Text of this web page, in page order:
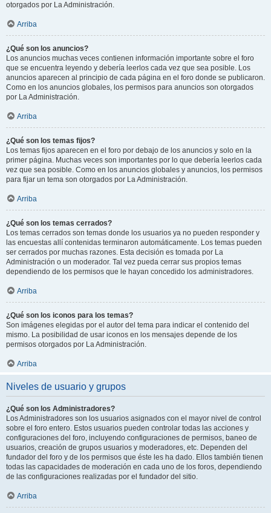
otorgados por La Administración.
Arriba
¿Qué son los anuncios?
Los anuncios muchas veces contienen información importante sobre el foro
que se encuentra leyendo y debería leerlos cada vez que sea posible. Los
anuncios aparecen al principio de cada página en el foro donde se publicaron.
Como en los anuncios globales, los permisos para anuncios son otorgados
por La Administración.
Arriba
¿Qué son los temas fijos?
Los temas fijos aparecen en el foro por debajo de los anuncios y solo en la
primer página. Muchas veces son importantes por lo que debería leerlos cada
vez que sea posible. Como en los anuncios globales y anuncios, los permisos
para fijar un tema son otorgados por La Administración.
Arriba
¿Qué son los temas cerrados?
Los temas cerrados son temas donde los usuarios ya no pueden responder y
las encuestas allí contenidas terminaron automáticamente. Los temas pueden
ser cerrados por muchas razones. Esta decisión es tomada por La
Administración o un moderador. Tal vez pueda cerrar sus propios temas
dependiendo de los permisos que le hayan concedido los administradores.
Arriba
¿Qué son los iconos para los temas?
Son imágenes elegidas por el autor del tema para indicar el contenido del
mismo. La posibilidad de usar iconos en los mensajes depende de los
permisos otorgados por La Administración.
Arriba
Niveles de usuario y grupos
¿Qué son los Administradores?
Los Administradores son los usuarios asignados con el mayor nivel de control
sobre el foro entero. Estos usuarios pueden controlar todas las acciones y
configuraciones del foro, incluyendo configuraciones de permisos, baneo de
usuarios, creación de grupos usuarios y moderadores, etc. Dependen del
fundador del foro y de los permisos que éste les ha dado. Ellos también tienen
todas las capacidades de moderación en cada uno de los foros, dependiendo
de las configuraciones realizadas por el fundador del sitio.
Arriba